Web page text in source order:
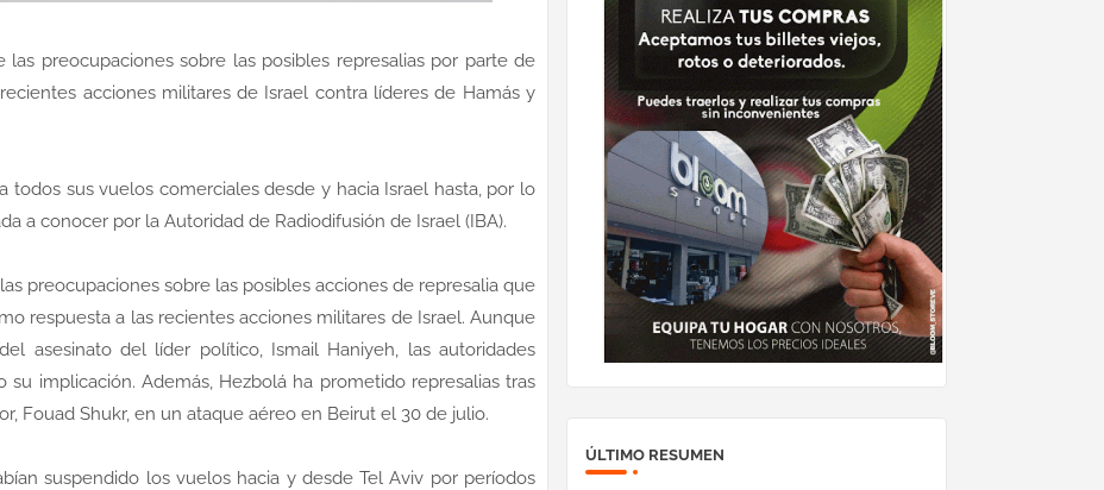
preocupaciones sobre las posibles represalias por parte de
acciones militares de Israel contra líderes de Hamás y
todos sus vuelos comerciales desde y hacia Israel hasta, por lo
a conocer por la Autoridad de Radiodifusión de Israel (IBA).
preocupaciones sobre las posibles acciones de represalia que
respuesta a las recientes acciones militares de Israel. Aunque
asesinato del líder político, Ismail Haniyeh, las autoridades
implicación. Además, Hezbolá ha prometido represalias tras
Fouad Shukr, en un ataque aéreo en Beirut el 30 de julio.
suspendido los vuelos hacia y desde Tel Aviv por períodos
ÚLTIMO RESUMEN